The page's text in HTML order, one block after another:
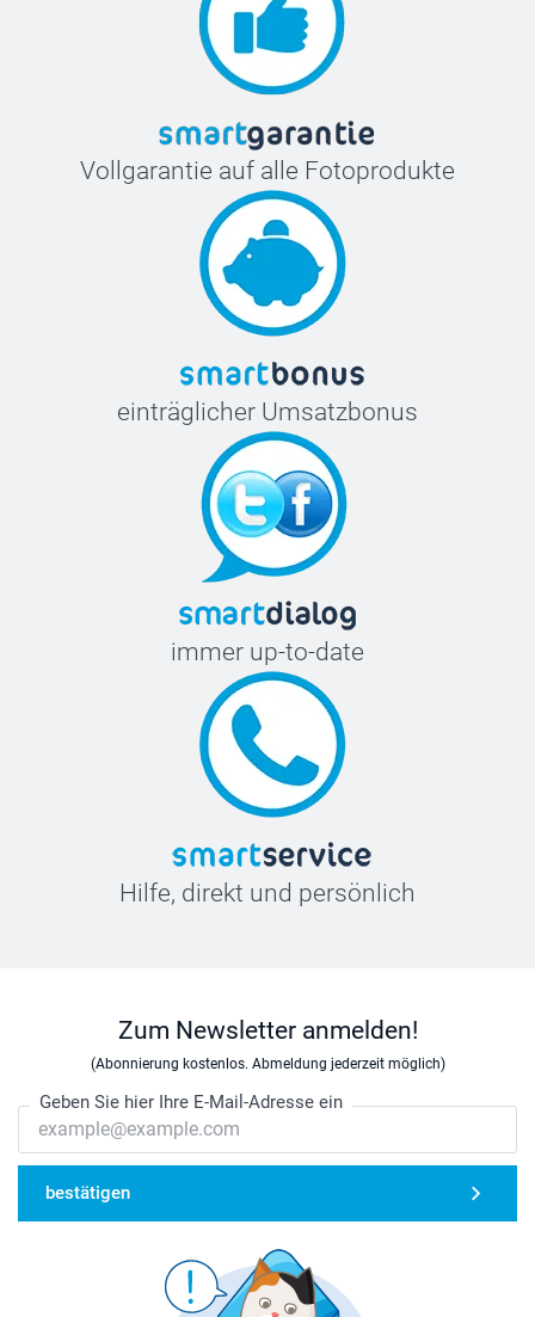
Vollgarantie auf alle Fotoprodukte
einträglicher Umsatzbonus
immer up-to-date
Hilfe, direkt und persönlich
Zum Newsletter anmelden!
(Abonnierung kostenlos. Abmeldung jederzeit möglich)
Geben Sie hier Ihre E-Mail-Adresse ein
bestätigen